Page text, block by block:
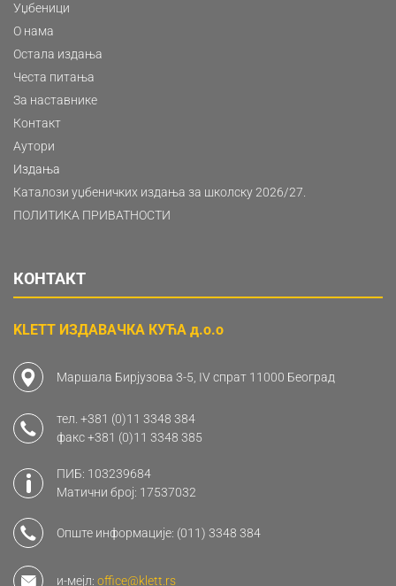
Уџбеници
О нама
Остала издања
Честа питања
За наставнике
Контакт
Аутори
Издања
Каталози уџбеничких издања за школску 2026/27.
ПОЛИТИКА ПРИВАТНОСТИ
КОНТАКТ
KLETT ИЗДАВАЧКА КУЋА д.о.о
Маршала Бирјузова 3-5, IV спрат 11000 Београд
тел. +381 (0)11 3348 384
факс+381 (0)11 3348 385
ПИБ: 103239684
Матични број: 17537032
Опште информације: (011) 3348 384
и-мејл: office@klett.rs